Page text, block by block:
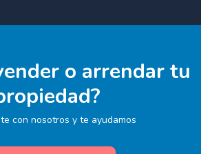
o arrendar tu
con nosotros y te ayudamos